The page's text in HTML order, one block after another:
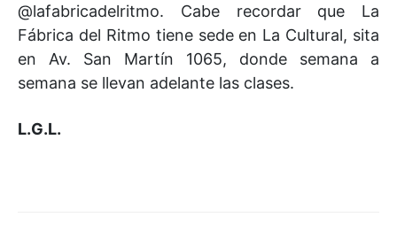
@lafabricadelritmo. Cabe recordar que La
Fábrica del Ritmo tiene sede en La Cultural, sita
en Av. San Martín 1065, donde semana a
semana se llevan adelante las clases.
L.G.L.